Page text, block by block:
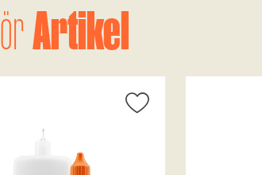
Artikel